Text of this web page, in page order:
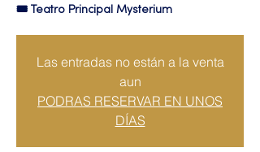
🎟 Teatro Principal Mysterium
Las entradas no están a la venta
aun
PODRAS RESERVAR EN UNOS
DÍAS